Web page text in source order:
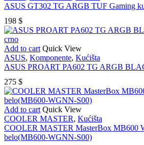
ASUS GT302 TG ARGB TUF Gaming
198 $
Add to cart Quick View
ASUS, Komponente, Kućišta
ASUS PROART PA602 TG ARGB
275 $
Add to cart Quick View
COOLER MASTER, Kućišta
COOLER MASTER MasterBox MB600
belo(MB600-WGNN-S00)